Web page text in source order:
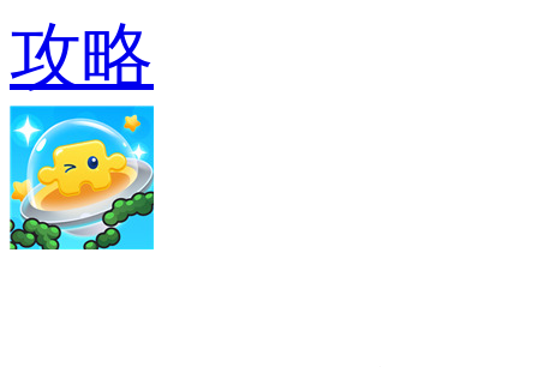
攻略